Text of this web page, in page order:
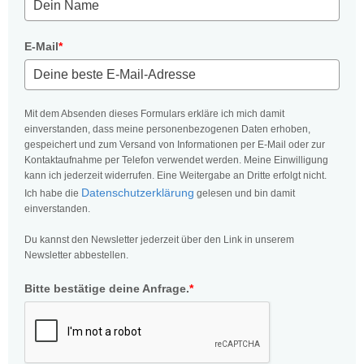
E-Mail*
Mit dem Absenden dieses Formulars erkläre ich mich damit
einverstanden, dass meine personenbezogenen Daten erhoben,
gespeichert und zum Versand von Informationen per E-Mail oder zur
Kontaktaufnahme per Telefon verwendet werden. Meine Einwilligung
kann ich jederzeit widerrufen. Eine Weitergabe an Dritte erfolgt nicht.
Ich habe die Datenschutzerklärung gelesen und bin damit
einverstanden.
Du kannst den Newsletter jederzeit über den Link in unserem
Newsletter abbestellen.
Bitte bestätige deine Anfrage.*